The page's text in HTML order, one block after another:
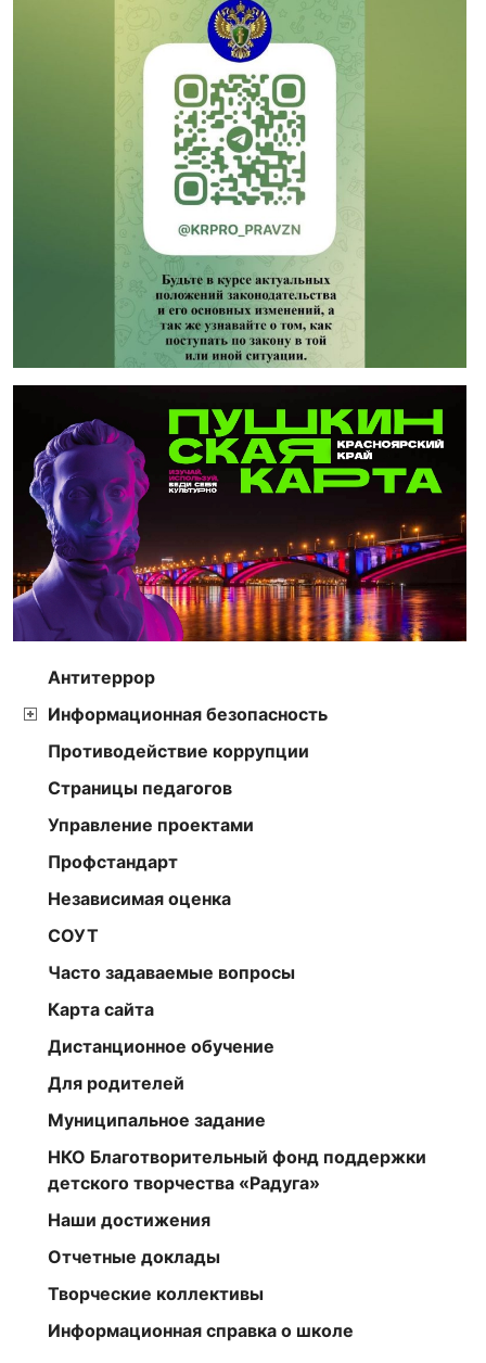
Антитеррор
Информационная безопасность
Противодействие коррупции
Страницы педагогов
Управление проектами
Профстандарт
Независимая оценка
СОУТ
Часто задаваемые вопросы
Карта сайта
Дистанционное обучение
Для родителей
Муниципальное задание
НКО Благотворительный фонд поддержки
детского творчества «Радуга»
Наши достижения
Отчетные доклады
Творческие коллективы
Информационная справка о школе